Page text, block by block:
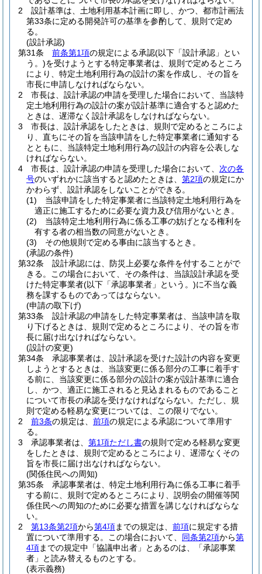
2
設計基準は、土地利用基本計画に即し、かつ、都市計画法
第33条に定める開発許可の基準を参酌して、規則で定め
る。
(設計承認)
第31条
前条第1項の規定による承認(以下「設計承認」とい
う。)を受けようとする特定事業者は、規則で定めるところ
により、特定土地利用行為の設計の案を作成し、その旨を
市長に申請しなければならない。
2
市長は、設計承認の申請を受理した場合において、当該特
定土地利用行為の設計の案が設計基準に適合すると認めた
ときは、遅滞なく設計承認をしなければならない。
3
市長は、設計承認をしたときは、規則で定めるところによ
り、直ちにその旨を当該申請をした特定事業者に通知する
とともに、当該特定土地利用行為の設計の内容を公表しな
ければならない。
4
市長は、設計承認の申請を受理した場合において、 次の各
号のいずれかに該当すると認めたときは、 第2項の規定にか
かわらず、設計承認をしないことができる。
(1)
当該申請をした特定事業者に当該特定土地利用行為を
適正に施工するために必要な資力及び信用がないとき。
(2)
当該特定土地利用行為に係る工事の妨げとなる権利を
有する者の相当数の同意がないとき。
(3)
その他規則で定める事由に該当するとき。
(承認の条件)
第32条
設計承認には、防災上必要な条件を付することがで
きる。
この場合において、その条件は、当該設計承認を受
けた特定事業者(以下「承認事業者」という。)に不当な義
務を課するものであってはならない。
(申請の取下げ)
第33条
設計承認の申請をした特定事業者は、当該申請を取
り下げるときは、規則で定めるところにより、その旨を市
長に届け出なければならない。
(設計の変更)
第34条
承認事業者は、設計承認を受けた設計の内容を変更
しようとするときは、当該変更に係る部分の工事に着手す
る前に、当該変更に係る部分の設計の案が設計基準に適合
し、かつ、適正に施工されると見込まれるものであること
について市長の承認を受けなければならない。 ただし、規
則で定める軽易な変更については、この限りでない。
2
前3条の規定は、 前項の規定による承認について準用す
る。
3
承認事業者は、 第1項ただし書の規則で定める軽易な変更
をしたときは、規則で定めるところにより、遅滞なくその
旨を市長に届け出なければならない。
(関係住民への周知)
第35条
承認事業者は、特定土地利用行為に係る工事に着手
する前に、規則で定めるところにより、説明会の開催等関
係住民への周知のために必要な措置を講じなければならな
い。
2
第13条第2項から第4項までの規定は、 前項に規定する措
置について準用する。
この場合において、 同条第2項から第
4項までの規定中「協議申出者」とあるのは、「承認事業
者」と読み替えるものとする。
(表示義務)